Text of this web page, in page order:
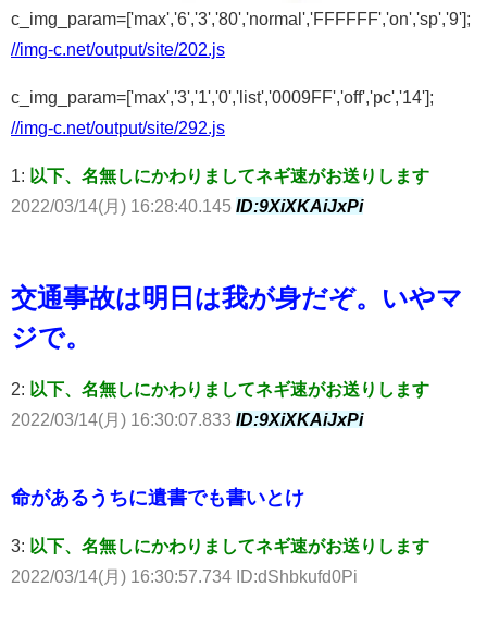
c_img_param=['max','6','3','80','normal','FFFFFF','on','sp','9'];
//img-c.net/output/site/202.js
c_img_param=['max','3','1','0','list','0009FF','off','pc','14'];
//img-c.net/output/site/292.js
1: 以下、名無しにかわりましてネギ速がお送りします
2022/03/14(月) 16:28:40.145 ID:9XiXKAiJxPi
交通事故は明日は我が身だぞ。いやマ
ジで。
2: 以下、名無しにかわりましてネギ速がお送りします
2022/03/14(月) 16:30:07.833 ID:9XiXKAiJxPi
命があるうちに遺書でも書いとけ
3: 以下、名無しにかわりましてネギ速がお送りします
2022/03/14(月) 16:30:57.734 ID:dShbkufd0Pi